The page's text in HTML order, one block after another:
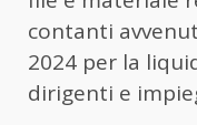
contanti
2024 per la
dirigenti e